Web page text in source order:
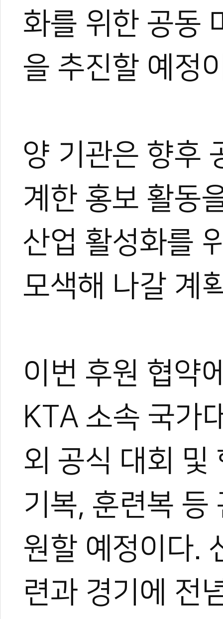
화를 위한 공동
을 추진할 예정
양 기관은 향후
계한 홍보 활동
산업 활성화를
모색해 나갈 계
이번 후원 협약
KTA 소속 국가
외 공식 대회 및
기복, 훈련복 등
원할 예정이다.
련과 경기에 전
박규태
은 특별했다.
대학에서 전공하며 시범단
그러다 우연히 영상 제작
은 세상을 보게 되었고, 자
지금은 국내외를 누비며 현
가며 다방면으로 성장 중이
아직은 미생이지만, 프로페
며 끊임없이 도전한다.